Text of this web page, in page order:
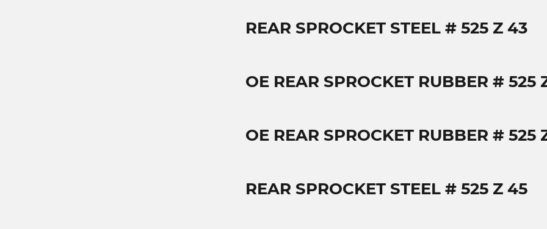
REAR SPROCKET STEEL # 525 Z 43
OE REAR SPROCKET RUBBER # 525
OE REAR SPROCKET RUBBER # 525
REAR SPROCKET STEEL # 525 Z 45